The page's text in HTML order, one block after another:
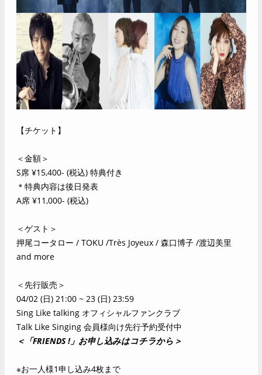
【チケット】
＜金額＞
S席 ¥15,400- (税込) 特典付き
＊特典内容は後日発表
A席 ¥11,000- (税込)
＜ゲスト＞
押尾コータロー / TOKU /Très Joyeux / 森口博子 /渡辺美里
and more
＜先行販売＞
04/02 (日) 21:00 ~ 23 (日) 23:59
Sing Like talking オフィシャルファンクラブ
Talk Like Singing 会員様向け先行予約受付中
＜「FRIENDS !」お申し込みはコチラから＞
※お一人様1申し込み4枚まで